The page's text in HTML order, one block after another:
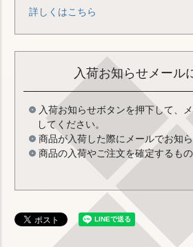
詳しくはこちら
入荷お知らせメール
入荷お知らせボタンを押下して、
してください。
商品が入荷した際にメールでお知ら
商品の入荷やご注文を確定するもの